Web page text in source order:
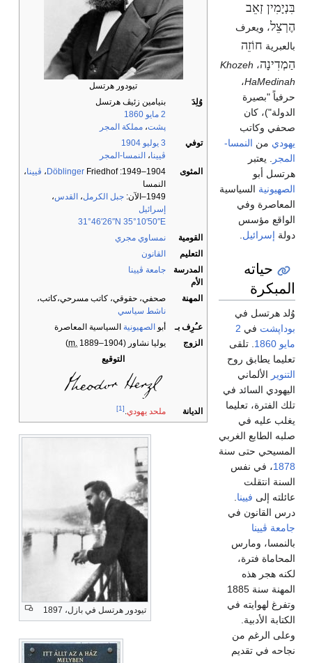
تيودور هرتسل
وُلِدَ
بنيامين زئيڤ هرتسل
2 مايو
1860
پشت، مملكة المجر
توفي
3 يوليو
1904
ڤيينا، النمسا-المجر
المثوى
1904–1949:
Döblinger Friedhof، ڤيينا،
النمسا
1949–الآن:
جبل الكرمل، القدس،
إسرائيل
31°46′26″N 35°10′50″E
القومية
نمساوي مجري
التعليم
القانون
المدرسة
الأم
جامعة ڤيينا
المهنة
صحفي، حقوقي، كاتب مسرحي،كاتب،
ناشط سياسي
عـُرِف بـ
أبو الصهيونية السياسية المعاصرة
الزوج
يوليا نشاور (
m. 1889⁠–⁠1904)
التوقيع
الديانة ملحد يهودي.
[1]
تيودور هرتسل في بازل، 1897
בִּנְיָמִין זְאֵב
הֶרְצֵל‎، ويعرف
بالعبرية חוֹזֵה
הַמְדִינָה، Khozeh
HaMedinah،
حرفياً "بصيرة
الدولة")، كان
صحفي وكاتب
يهودي من النمسا-
المجر
. يعتبر
هرتسل أبو
الصهيونية السياسية
المعاصرة وفي
الواقع مؤسس
دولة إسرائيل
حياته
المبكرة
وُلد هرتسل في
بوداپشت في 2
مايو 1860. تلقى
تعليما يطابق روح
التنوير الألماني
اليهودي السائد في
تلك الفترة، تعليما
يغلب عليه في
صلبه الطابع الغربي
المسيحي حتى سنة
1878، في نفس
السنة انتقلت
عائلته إلى فيينا.
درس القانون في
جامعة ڤيينا
بالنمسا، ومارس
المحاماة فترة،
لكنه هجر هذه
المهنة سنة 1885
وتفرغ لهوايته في
الكتابة الأدبية.
وعلى الرغم من
نجاحه في تقديم